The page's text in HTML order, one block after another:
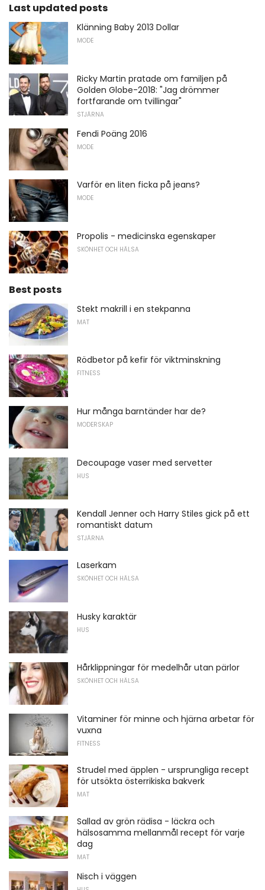
Last updated posts
Klänning Baby 2013 Dollar
MODE
Ricky Martin pratade om familjen på
Golden Globe-2018: "Jag drömmer
fortfarande om tvillingar"
STJÄRNA
Fendi Poäng 2016
MODE
Varför en liten ficka på jeans?
MODE
Propolis - medicinska egenskaper
SKÖNHET OCH HÄLSA
Best posts
Stekt makrill i en stekpanna
MAT
Rödbetor på kefir för viktminskning
FITNESS
Hur många barntänder har de?
MODERSKAP
Decoupage vaser med servetter
HUS
Kendall Jenner och Harry Stiles gick på ett
romantiskt datum
STJÄRNA
Laserkam
SKÖNHET OCH HÄLSA
Husky karaktär
HUS
Hårklippningar för medelhår utan pärlor
SKÖNHET OCH HÄLSA
Vitaminer för minne och hjärna arbetar för
vuxna
FITNESS
Strudel med äpplen - ursprungliga recept
för utsökta österrikiska bakverk
MAT
Sallad av grön rädisa - läckra och
hälsosamma mellanmål recept för varje
dag
MAT
Nisch i väggen